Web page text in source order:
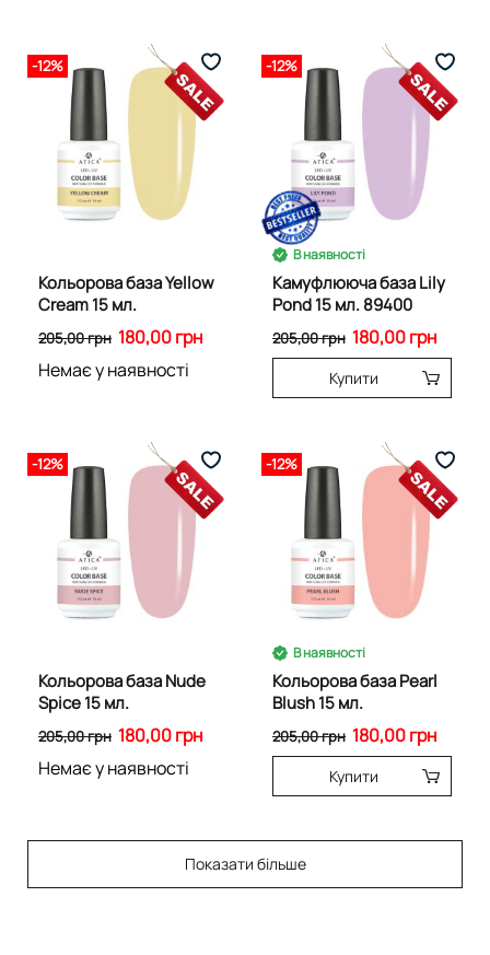
-12%
Кольорова база Yellow
Cream 15 мл.
180,00 грн
205,00 грн
Немає у наявності
-12%
В наявності
Камуфлююча база Lily
Pond 15 мл. 89400
180,00 грн
205,00 грн
Купити
-12%
Кольорова база Nude
Spice 15 мл.
180,00 грн
205,00 грн
Немає у наявності
-12%
В наявності
Кольорова база Pearl
Blush 15 мл.
180,00 грн
205,00 грн
Купити
Показати більше